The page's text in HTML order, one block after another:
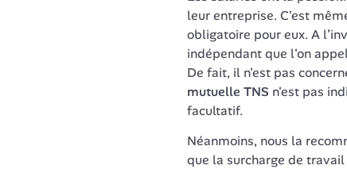
leur entreprise. C'est
obligatoire pour eux. A
indépendant que l'on
mutuelle TNS n'est pas
facultatif.
Néanmoins, nous la
que la surcharge de